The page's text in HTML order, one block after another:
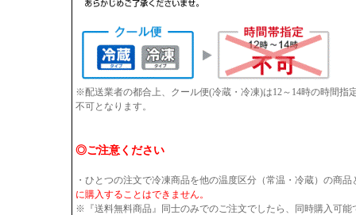
※配送業者の都合上、クール便(冷蔵・冷凍)は12～14時の時間
不可となります。
◎ご注意ください
・ひとつの注文で冷凍商品を他の温度区分（常温・冷蔵）の商品
に購入することはできません。
※『送料無料商品』同士のみでのご注文でしたら、同時購入可能